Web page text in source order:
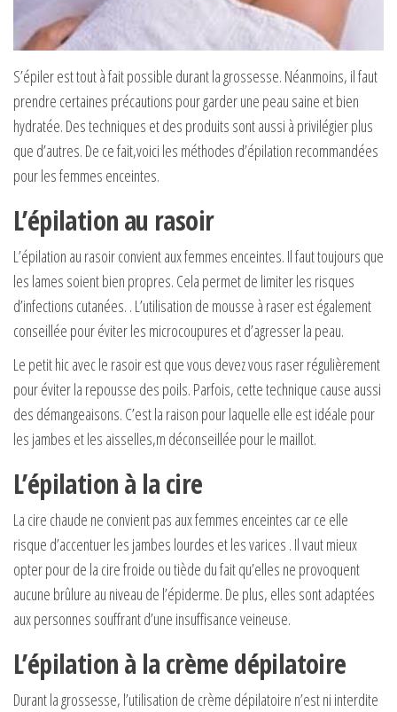
S’épiler est tout à fait possible durant la grossesse. Néanmoins, il faut
prendre certaines précautions pour garder une peau saine et bien
hydratée. Des techniques et des produits sont aussi à privilégier plus
que d’autres. De ce fait,voici les méthodes d’épilation recommandées
pour les femmes enceintes.
L’épilation au rasoir
L’épilation au rasoir convient aux femmes enceintes. Il faut toujours que
les lames soient bien propres. Cela permet de limiter les risques
d’infections cutanées. . L’utilisation de mousse à raser est également
conseillée pour éviter les microcoupures et d’agresser la peau.
Le petit hic avec le rasoir est que vous devez vous raser régulièrement
pour éviter la repousse des poils. Parfois, cette technique cause aussi
des démangeaisons. C’est la raison pour laquelle elle est idéale pour
les jambes et les aisselles,m déconseillée pour le maillot.
L’épilation à la cire
La cire chaude ne convient pas aux femmes enceintes car ce elle
risque d’accentuer les jambes lourdes et les varices . Il vaut mieux
opter pour de la cire froide ou tiède du fait qu’elles ne provoquent
aucune brûlure au niveau de l’épiderme. De plus, elles sont adaptées
aux personnes souffrant d’une insuffisance veineuse.
L’épilation à la crème dépilatoire
Durant la grossesse, l’utilisation de crème dépilatoire n’est ni interdite